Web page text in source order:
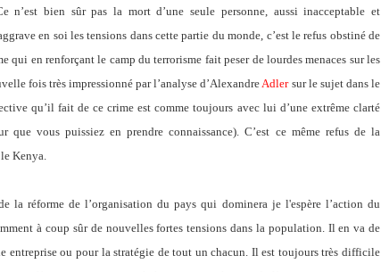
n’est bien sûr pas la mort d’une seule personne, aussi inacceptable et
en soi les tensions dans cette partie du monde, c’est le refus obstiné de
qui en renforçant le camp du terrorisme fait peser de lourdes menaces sur les
fois très impressionné par l’analyse d’AlexandreAdlersur le sujet dans le
qu’il fait de ce crime est comme toujours avec lui d’une extrême clarté
vous puissiez en prendre connaissance). C’est ce même refus de la
Kenya.
la réforme de l’organisation du pays qui dominera je l'espère l’action du
à coup sûr de nouvelles fortes tensions dans la population. Il en va de
entreprise ou pour la stratégie de tout un chacun. Il est toujours très difficile